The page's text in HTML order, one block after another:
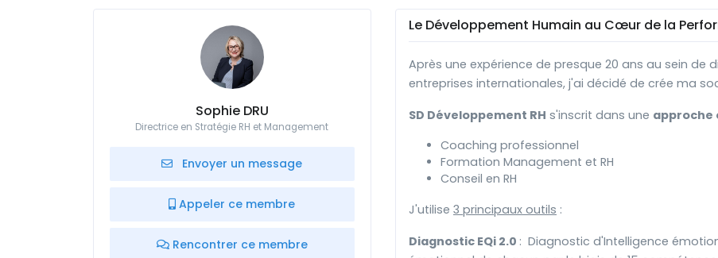
Sophie DRU
Directrice en Stratégie RH et Management
Envoyer un message
Appeler ce membre
Rencontrer ce membre
Le Développement Humain au Cœur de la
Après une expérience de presque 20 ans au sein de
entreprises internationales, j'ai décidé de crée ma
SD Développement RH s'inscrit dans une approche
Coaching professionnel
Formation Management et RH
Conseil en RH
J'utilise 3 principaux outils :
Diagnostic EQi 2.0 : Diagnostic d'Intelligence